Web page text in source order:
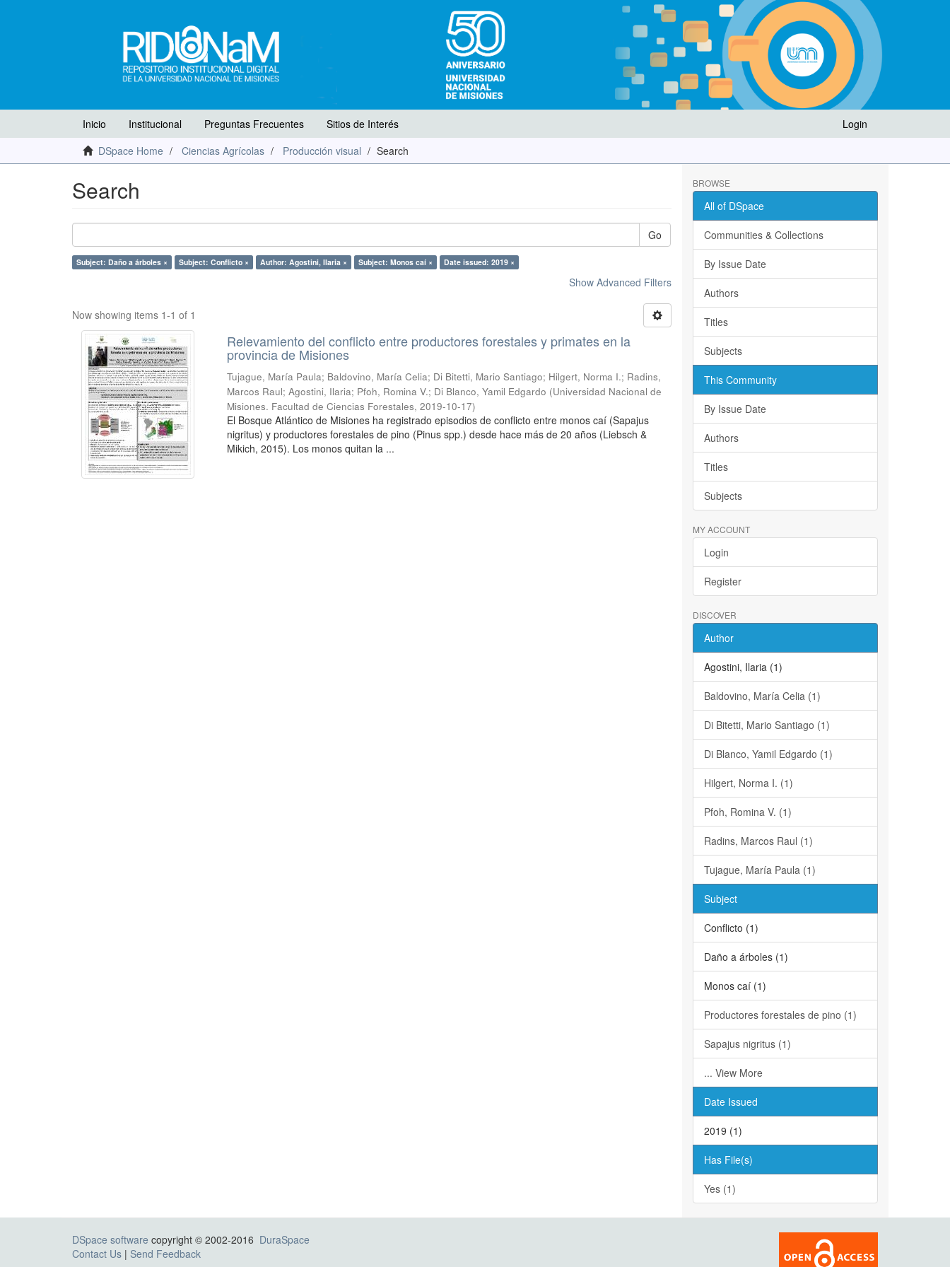
Login
Inicio Institucional Preguntas Frecuentes
Sitios de Interés
DSpace Home
Ciencias Agrícolas Producción visual Search
Search
Go
Subject: Daño a árboles × Subject: Conflicto × Author: Agostini, Ilaria × Subject: Monos caí × Date issued: 2019 ×
Show Advanced Filters
Now showing items 1-1 of 1
Relevamiento del conflicto entre productores forestales y primates en la
provincia de Misiones
Tujague, María Paula; Baldovino, María Celia; Di Bitetti, Mario Santiago; Hilgert, Norma I.; Radins,
Marcos Raul; Agostini, Ilaria; Pfoh, Romina V.; Di Blanco, Yamil Edgardo (Universidad Nacional de
Misiones. Facultad de Ciencias Forestales,2019-10-17)
El Bosque Atlántico de Misiones ha registrado episodios de conflicto entre monos caí (Sapajus
nigritus) y productores forestales de pino (Pinus spp.) desde hace más de 20 años (Liebsch &
Mikich, 2015). Los monos quitan la ...
BROWSE
All of DSpace
Communities & Collections
By Issue Date
Authors
Titles
Subjects
This Community
By Issue Date
Authors
Titles
Subjects
MY ACCOUNT
Login
Register
DISCOVER
Author
Agostini, Ilaria (1)
Baldovino, María Celia (1)
Di Bitetti, Mario Santiago (1)
Di Blanco, Yamil Edgardo (1)
Hilgert, Norma I. (1)
Pfoh, Romina V. (1)
Radins, Marcos Raul (1)
Tujague, María Paula (1)
Subject
Conflicto (1)
Daño a árboles (1)
Monos caí (1)
Productores forestales de pino (1)
Sapajus nigritus (1)
... View More
Date Issued
2019 (1)
Has File(s)
Yes (1)
DSpace software copyright © 2002-2016 DuraSpace
Contact Us | Send Feedback